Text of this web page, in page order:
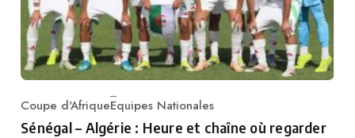
Category
Coupe d'AfriqueEquipes Nationales
Sénégal – Algérie : Heure et chaîne où regarder